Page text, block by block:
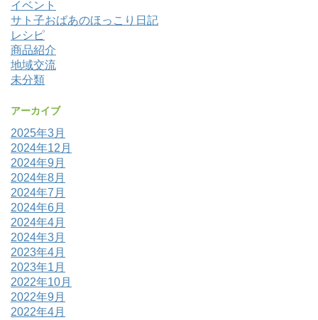
イベント
サト子おばあのほっこり日記
レシピ
商品紹介
地域交流
未分類
アーカイブ
2025年3月
2024年12月
2024年9月
2024年8月
2024年7月
2024年6月
2024年4月
2024年3月
2023年4月
2023年1月
2022年10月
2022年9月
2022年4月